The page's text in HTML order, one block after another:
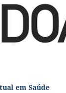
em Saúde